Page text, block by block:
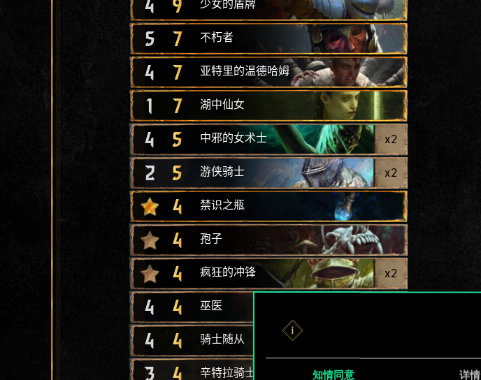
知情同意 详情
4 9 少女的盾牌
5 7 不朽者
4 7 亚特里的温德哈姆
1 7 湖中仙女
4 5 中邪的女术士 x2
2 5 游侠骑士 x2
4 禁识之瓶
4 孢子
4 疯狂的冲锋 x2
4 4 巫医
4 4 骑士随从
3 4 辛特拉骑士